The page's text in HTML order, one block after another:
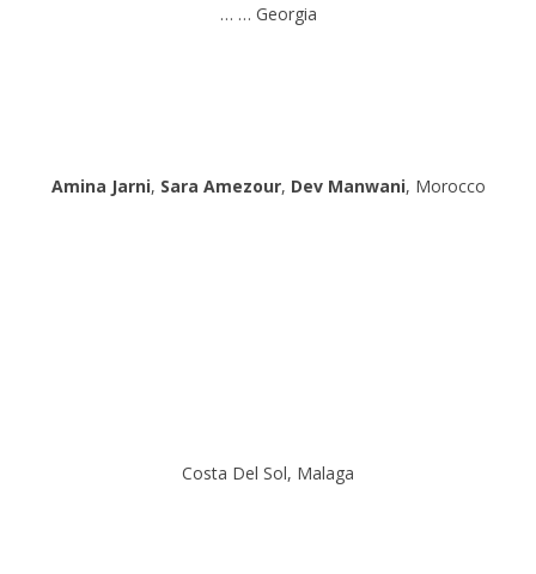
… … Georgia
Amina Jarni, Sara Amezour, Dev Manwani, Morocco
Costa Del Sol, Malaga